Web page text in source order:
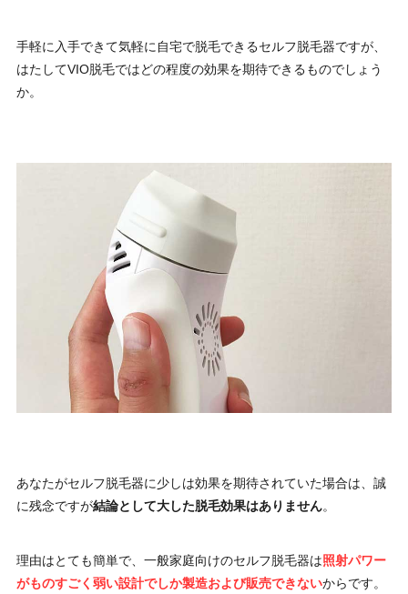
手軽に入手できて気軽に自宅で脱毛できるセルフ脱毛器ですが、
はたしてVIO脱毛ではどの程度の効果を期待できるものでしょう
か。
あなたがセルフ脱毛器に少しは効果を期待されていた場合は、誠
に残念ですが結論として大した脱毛効果はありません。
理由はとても簡単で、一般家庭向けのセルフ脱毛器は照射パワー
がものすごく弱い設計でしか製造および販売できないからです。